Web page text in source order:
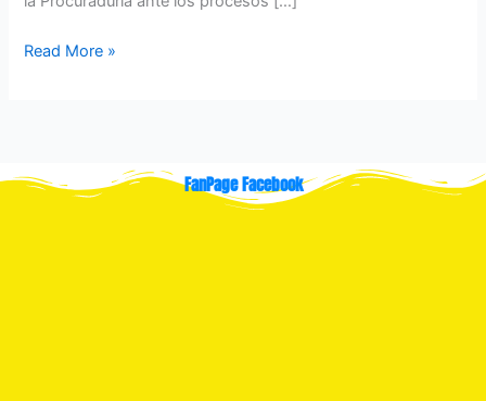
Read More »
FanPage Facebook